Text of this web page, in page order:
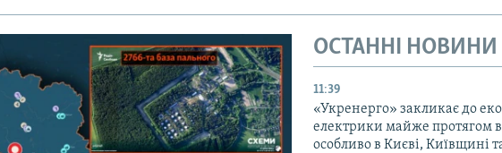
ОСТАННІ НОВИНИ
11:39
«Укренерго» закликає до
електрики майже протягом
особливо в Києві, Київщині